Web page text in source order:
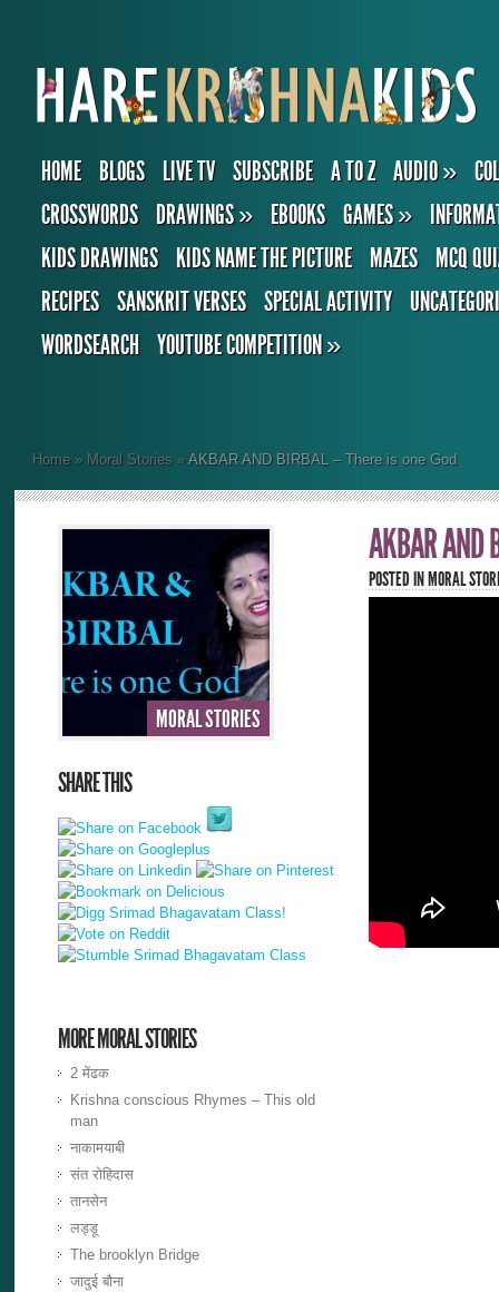
HOME BLOGS LIVE TV SUBSCRIBE A TO Z AUDIO»
CROSSWORDS
DRAWINGS» EBOOKS GAMES»
KIDS DRAWINGS
KIDS NAME THE PICTURE MAZES
MCQ
RECIPES SANSKRIT VERSES SPECIAL ACTIVITY
WORDSEARCH YOUTUBE COMPETITION»
Home » Moral Stories »AKBAR AND BIRBAL – There is one God
MORAL STORIES
SHARE THIS
MORE MORAL STORIES
2 मेंढक
Krishna conscious Rhymes – This old
man
नाकामयाबी
संत रोहिदास
तानसेन
लड्डू
The brooklyn Bridge
जादुई बौना
AKBAR AND
POSTED INMORAL